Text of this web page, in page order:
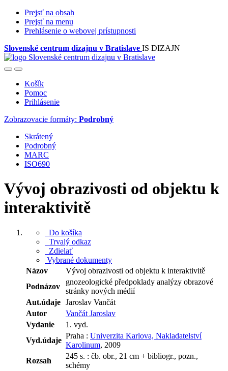
Prejsť na obsah
Prejsť na menu
Prehlásenie o webovej prístupnosti
Slovenské centrum dizajnu v Bratislave IS DIZAJN
Košík
Pomoc
Prihlásenie
Zobrazovacie formáty: Podrobný
Skrátený
Podrobný
MARC
ISO690
Vývoj obrazivosti od objektu k
interaktivitě
Do košíka
Trvalý odkaz
Zdielať
Vybrané dokumenty
Názov
Vývoj obrazivosti od objektu k interaktivitě
Podnázov
gnozeologické předpoklady analýzy obrazové
stránky nových médií
Aut.údaje Jaroslav Vančát
Autor
Vančát Jaroslav
Vydanie
1. vyd.
Vyd.údaje
Praha : Univerzita Karlova, Nakladatelství
Karolinum, 2009
Rozsah
245 s. : čb. obr., 21 cm + bibliogr., pozn.,
schémy